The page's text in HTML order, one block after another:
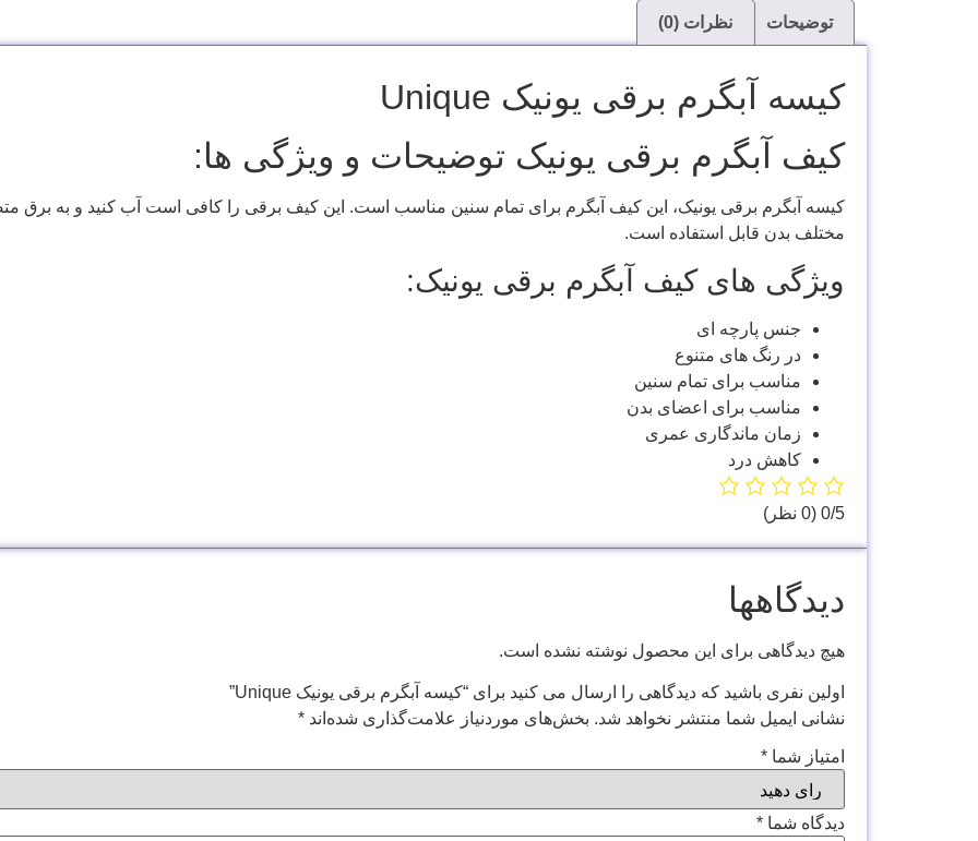
توضیحات نظرات (0)
کیسه آبگرم برقی یونیک Unique
کیف آبگرم برقی یونیک توضیحات و ویژگی ها:
کیسه آبگرم برقی یونیک، این کیف آبگرم برای تمام سنین مناسب است. این کیف برقی را کافی است آب کنید و به برق
مختلف بدن قابل استفاده است.
ویژگی های کیف آبگرم برقی یونیک:
جنس پارچه ای
در رنگ های متنوع
مناسب برای تمام سنین
مناسب برای اعضای بدن
زمان ماندگاری عمری
کاهش درد
‫0/5 ‫(0 نظر)
دیدگاهها
هیچ دیدگاهی برای این محصول نوشته نشده است.
اولین نفری باشید که دیدگاهی را ارسال می کنید برای “کیسه آبگرم برقی یونیک Unique”
نشانی ایمیل شما منتشر نخواهد شد. بخش‌های موردنیاز علامت‌گذاری شده‌اند *
امتیاز شما *
دیدگاه شما *